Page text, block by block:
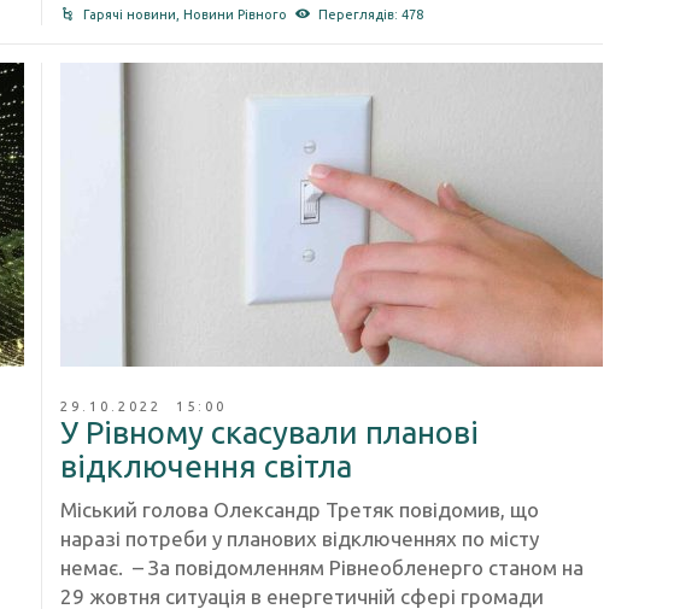
Гарячі новини Новини Рівного Переглядів: 478
29.10.2022 15:00
У Рівному скасували планові
відключення світла
Міський голова Олександр Третяк повідомив, що
наразі потреби у планових відключеннях по місту
немає. – За повідомленням Рівнеобленерго станом на
29 жовтня ситуація в енергетичній сфері громади